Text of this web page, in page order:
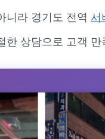
니라 경기도 전역 서
한 상담으로 고객 만